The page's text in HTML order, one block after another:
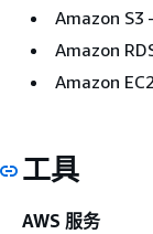
Amazon S3
Amazon
Amazon
工具
AWS 服务